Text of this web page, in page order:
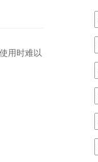
用时难以